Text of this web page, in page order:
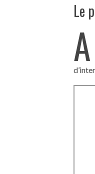
Le
A